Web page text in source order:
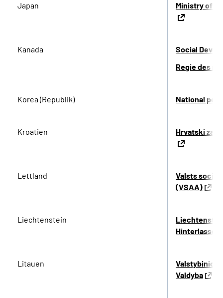
Japan Ministry of
Kanada
Social
Regie des
Korea (Republik) National
Kroatien Hrvatski
Lettland
Valsts
(VSAA)
Liechtenstein
Litauen
Valstybinio
Valdyba